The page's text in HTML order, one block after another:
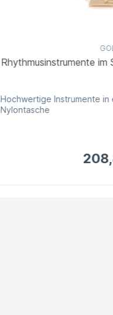
Rhythmusinstrumente im
Hochwertige Instrumente in
Nylontasche